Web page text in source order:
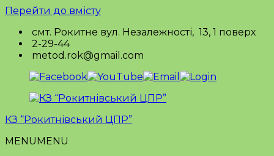
Перейти до вмісту
смт. Рокитне вул. Незалежності, 13, 1 поверх
2-29-44
metod.rok@gmail.com
КЗ “Рокитнівський ЦПР”
MENUMENU